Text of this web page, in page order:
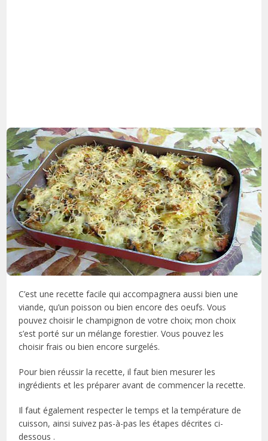
C’est une recette facile qui accompagnera aussi bien une
viande, qu’un poisson ou bien encore des oeufs. Vous
pouvez choisir le champignon de votre choix; mon choix
s’est porté sur un mélange forestier. Vous pouvez les
choisir frais ou bien encore surgelés.
Pour bien réussir la recette, il faut bien mesurer les
ingrédients et les préparer avant de commencer la recette.
Il faut également respecter le temps et la température de
cuisson, ainsi suivez pas-à-pas les étapes décrites ci-
dessous .